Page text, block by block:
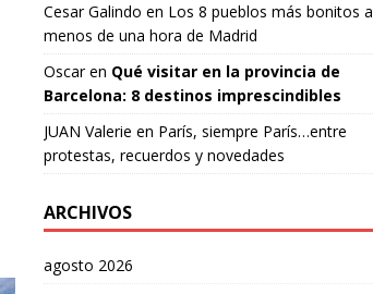
Cesar Galindo en Los 8 pueblos más bonitos a
menos de una hora de Madrid
Oscaren Qué visitar en la provincia de
Barcelona: 8 destinos imprescindibles
JUAN Valerie en París, siempre París…entre
protestas, recuerdos y novedades
ARCHIVOS
agosto 2026